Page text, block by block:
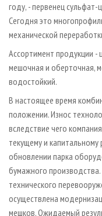
году, - первенец
Сегодня это
механической
Ассортимент продукции -
мешочная и оберточная,
водостойкий.
В настоящее время
положении. Износ
вследствие чего
текущему и
обновлении парка
бумажного
технического
осуществлена
мешков. Ожидаемый